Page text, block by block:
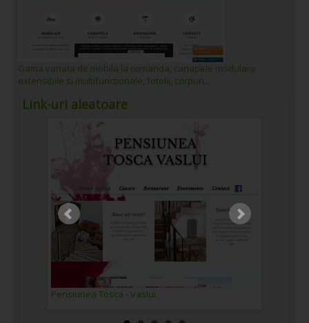
Gama variata de mobila la comanda, canapele modulare
extensibile si multifunctionale, fotolii, corpuri...
Link-uri aleatoare
Pensiunea Tosca - Vaslui